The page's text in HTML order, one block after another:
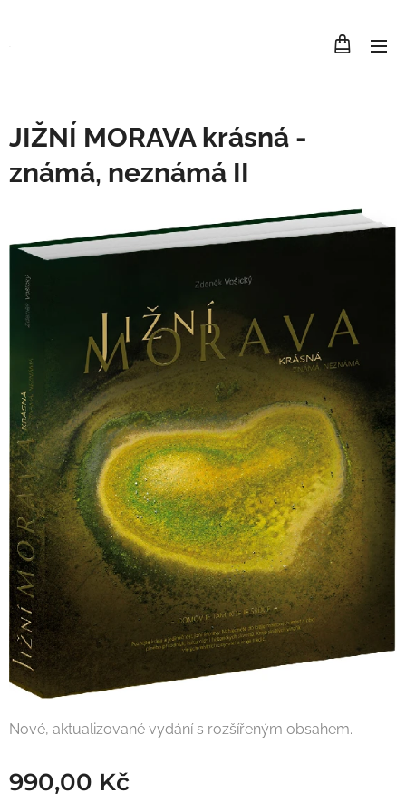
JIŽNÍ MORAVA krásná -
známá, neznámá II
Nové, aktualizované vydání s rozšířeným obsahem.
990,00 Kč